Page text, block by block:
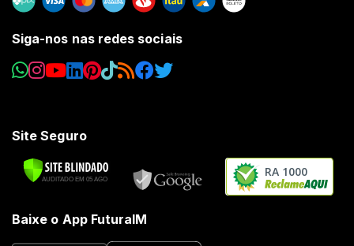
Siga-nos nas redes sociais
Site Seguro
RA 1000
Baixe o App FuturaIM